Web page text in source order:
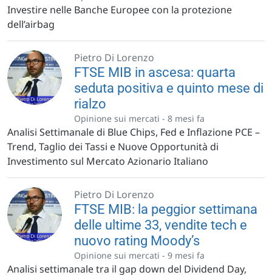
Investire nelle Banche Europee con la protezione
dell’airbag
Pietro Di Lorenzo
FTSE MIB in ascesa: quarta
seduta positiva e quinto mese di
rialzo
Opinione sui mercati - 8 mesi fa
Analisi Settimanale di Blue Chips, Fed e Inflazione PCE –
Trend, Taglio dei Tassi e Nuove Opportunità di
Investimento sul Mercato Azionario Italiano
Pietro Di Lorenzo
FTSE MIB: la peggior settimana
delle ultime 33, vendite tech e
nuovo rating Moody’s
Opinione sui mercati - 9 mesi fa
Analisi settimanale tra il gap down del Dividend Day,